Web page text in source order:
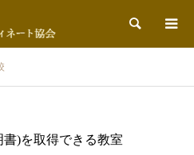
検索
)を取得できる教室